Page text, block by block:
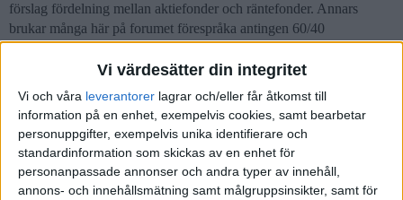
Vi värdesätter din integritet
Vi och våra leverantorer lagrar och/eller får åtkomst till
information på en enhet, exempelvis cookies, samt bearbetar
personuppgifter, exempelvis unika identifierare och
standardinformation som skickas av en enhet för
personanpassade annonser och andra typer av innehåll,
annons- och innehållsmätning samt målgruppsinsikter, samt för
förslag fördelning mellan aktiefonder och räntefonder. Annars
brukar många här på forumet förespråka antingen 60/40
(aktier/räntor) för mellanrisk och horisont på 5-6 år eller 90+/10- för
högre risk, horisont på ca 10 år eller mer samt lite bättre möjlighet
till avkastning. (Sedan kan marknaden röra sig så att 90/10 är ett
sämre val även på 10 års sikt.)
Om du inte redan läst/lyssnat på avsnitt 191 är det en bra start.
Därifrån har jag hämtat tanken om steg 1 och steg 2.